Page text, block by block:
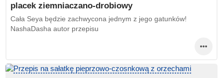
placek ziemniaczano-drobiowy
Cała Seya będzie zachwycona jednym z jego gatunków!
NashaDasha autor przepisu